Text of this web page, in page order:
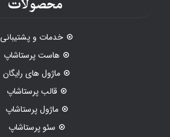
خدمات و پشتیبانی
هاست پرستاشاپ
ماژول های رایگان
قالب پرستاشاپ
ماژول پرستاشاپ
سئو پرستاشاپ